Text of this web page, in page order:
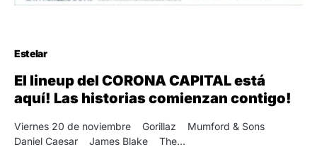
Estelar
El lineup del CORONA CAPITAL está
aquí! Las historias comienzan contigo!
Viernes 20 de noviembre Gorillaz Mumford & Sons
Daniel Caesar James Blake The…